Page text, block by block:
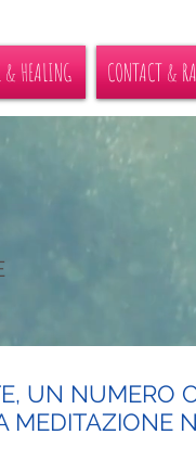
& HEALING CONTACT &
UN NUMERO
MEDITAZIONE